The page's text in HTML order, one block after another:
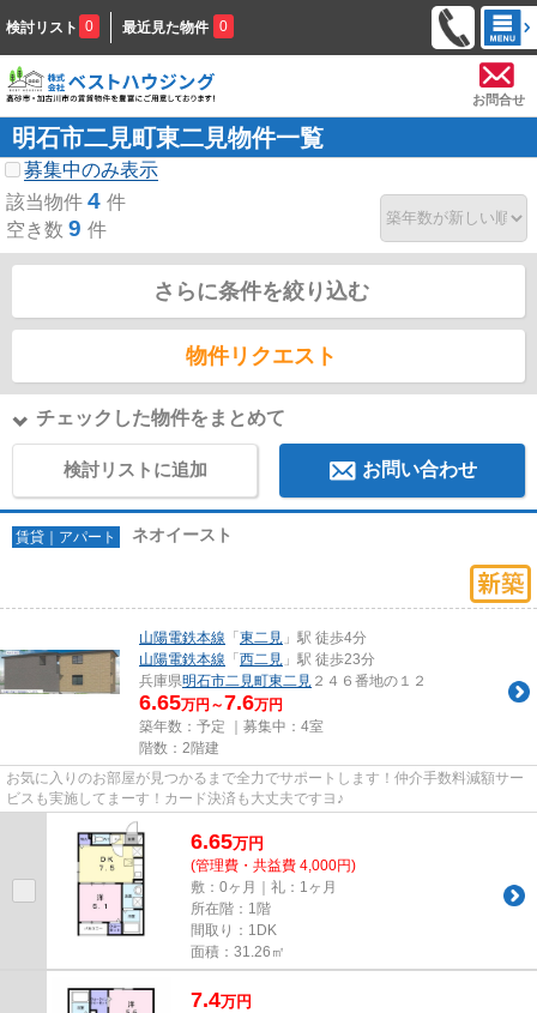
検討リスト 0 最近見た物件 0
お問合せ
明石市二見町東二見物件一覧
募集中のみ表示
該当物件 4 件
空き数 9 件
さらに条件を絞り込む
物件リクエスト
チェックした物件をまとめて
検討リストに追加 お問い合わせ
賃貸｜アパート ネオイースト
山陽電鉄本線 「 東二見 」駅 徒歩4分
山陽電鉄本線 「 西二見 」駅 徒歩23分
兵庫県明石市二見町東二見 ２４６番地の１２
6.65万円～7.6万円
築年数：予定 ｜募集中： 4室
階数：2階建
お気に入りのお部屋が見つかるまで全力でサポートします！仲介手数料減額サー
ビスも実施してまーす！カード決済も大丈夫ですヨ♪
6.65万円
(管理費・共益費 4,000円)
敷：0ヶ月｜礼：1ヶ月
所在階：1階
間取り：1DK
面積：31.26㎡
7.4万円